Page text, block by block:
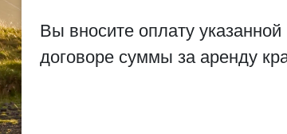
Вы вносите оплату указанной
договоре суммы за аренду